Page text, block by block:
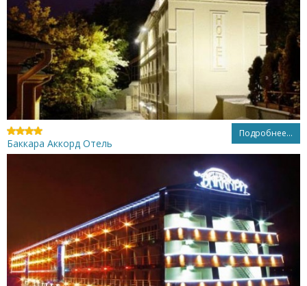
Подробнее...
Баккара Аккорд Отель